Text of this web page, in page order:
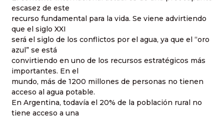
escasez de este
recurso fundamental para la vida. Se viene advirtiendo
que el siglo XXI
será el siglo de los conflictos por el agua, ya que el “oro
azul” se está
convirtiendo en uno de los recursos estratégicos más
importantes. En el
mundo, más de 1200 millones de personas no tienen
acceso al agua potable.
En Argentina, todavía el 20% de la población rural no
tiene acceso a una